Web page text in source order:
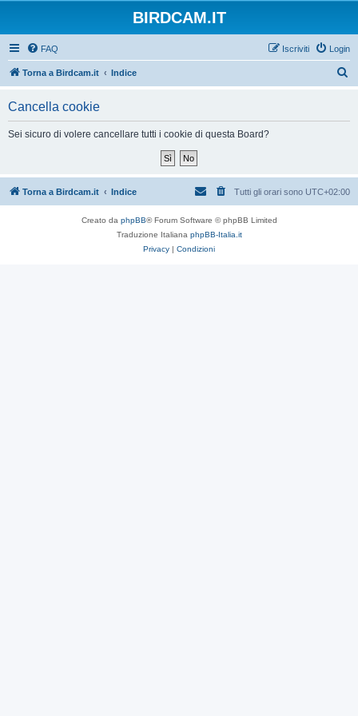
BIRDCAM.IT
FAQ Login
Iscriviti
Torna a Birdcam.it Indice
Cancella cookie
Sei sicuro di volere cancellare tutti i cookie di questa Board?
Torna a Birdcam.it Indice Tutti gli orari sono UTC+02:00
Creato da phpBB® Forum Software © phpBB Limited
Traduzione Italiana phpBB-Italia.it
Privacy | Condizioni